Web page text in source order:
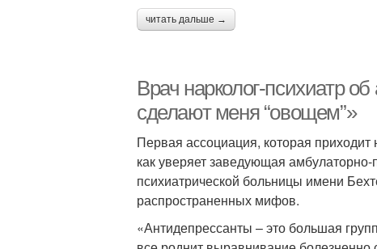
читать дальше →
Врач нарколог-психиатр
сделают меня “овощем”»
Первая ассоциация, которая
как уверяет заведующая
психиатрической больницы имени
распространенных мифов.
«Антидепрессанты – это большая